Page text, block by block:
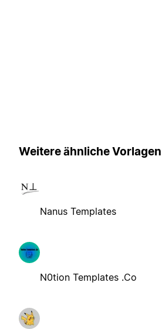
Weitere ähnliche Vorlagen
Nanus Templates
N0tion Templates .Co